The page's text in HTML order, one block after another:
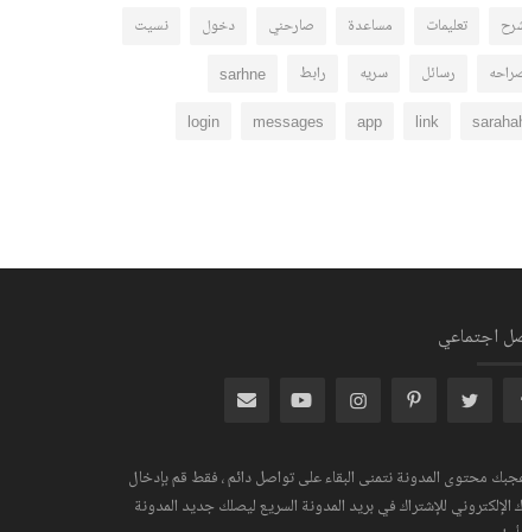
تعليمات مساعدة صارحني دخول نسيت
رسائل سريه رابط sarhne
link
app
messages
login
اجتماعي
محتوى المدونة نتمنى البقاء على تواصل دائم ، فقط قم بإدخال
الإلكتروني للإشتراك في بريد المدونة السريع ليصلك جديد المدونة